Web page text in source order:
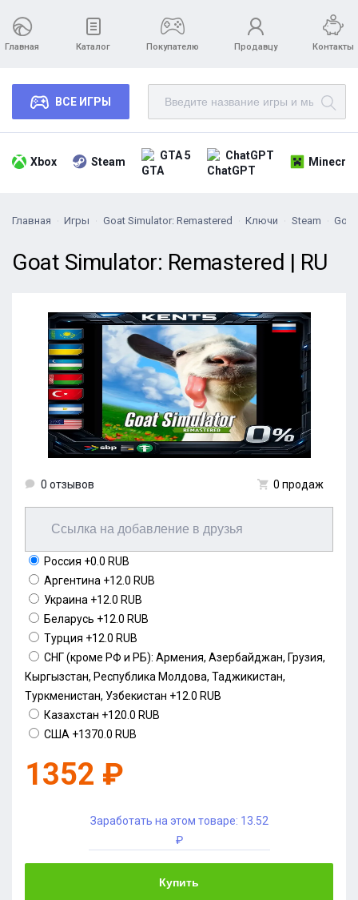
Главная Каталог Покупателю Продавцу Контакты
ВСЕ ИГРЫ
Xbox Steam GTA 5 ChatGPT
Главная Игры Goat Simulator: Remastered Ключи Steam
Goat Simulator: Remastered | RU
0 отзывов 0 продаж
Россия +0.0 RUB
Аргентина +12.0 RUB
Украина +12.0 RUB
Беларусь +12.0 RUB
Турция +12.0 RUB
СНГ (кроме РФ и РБ): Армения, Азербайджан, Грузия,
Кыргызстан, Республика Молдова, Таджикистан,
Туркменистан, Узбекистан +12.0 RUB
Казахстан +120.0 RUB
США +1370.0 RUB
1352 ₽
Заработать на этом товаре: 13.52
₽
Купить